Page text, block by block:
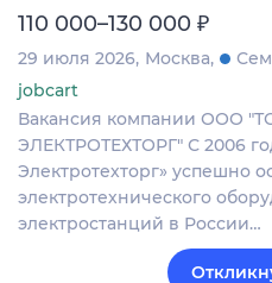
110 000–130 000 ₽
29 июля 2026 Москва
jobcart
Вакансия компании ООО
ЭЛЕКТРОТЕХТОРГ" С 2006
Электротехторг» успешно
электротехнического
электростанций в России…